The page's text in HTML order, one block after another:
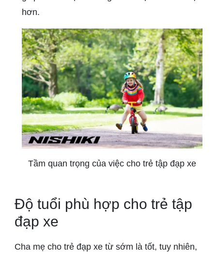
hơn.
Tầm quan trọng của việc cho trẻ tập đạp xe
Độ tuổi phù hợp cho trẻ tập
đạp xe
Cha mẹ cho trẻ đạp xe từ sớm là tốt, tuy nhiên,